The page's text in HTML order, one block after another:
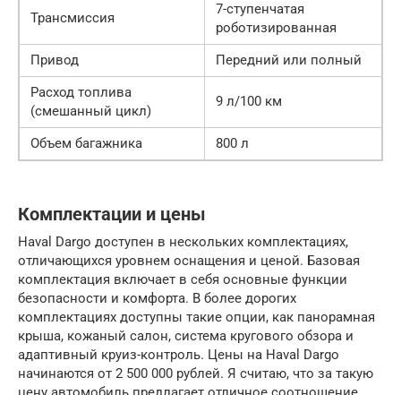
Трансмиссия
7-ступенчатая
роботизированная
Привод
Передний или полный
Расход топлива
(смешанный цикл)
9 л/100 км
Объем багажника 800 л
Комплектации и цены
Haval Dargo доступен в нескольких комплектациях,
отличающихся уровнем оснащения и ценой. Базовая
комплектация включает в себя основные функции
безопасности и комфорта. В более дорогих
комплектациях доступны такие опции, как панорамная
крыша, кожаный салон, система кругового обзора и
адаптивный круиз-контроль. Цены на Haval Dargo
начинаются от 2 500 000 рублей. Я считаю, что за такую